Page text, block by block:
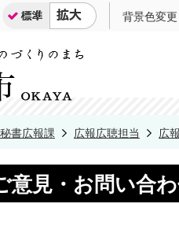
背景色変更
秘書広報課 広報広聴担当 広
意見・お問い合